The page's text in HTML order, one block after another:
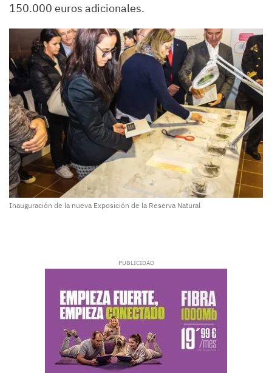
150.000 euros adicionales.
Inauguración de la nueva Exposición de la Reserva Natural